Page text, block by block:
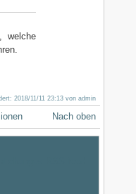
welche
2018/11/11 23:13 vonadmin
Nach oben